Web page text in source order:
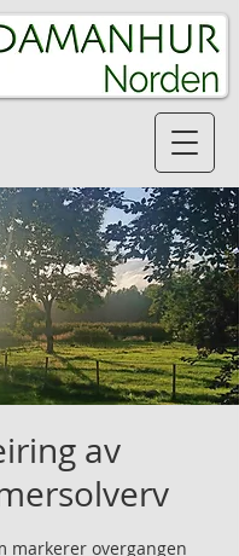
av
markerer overgangen